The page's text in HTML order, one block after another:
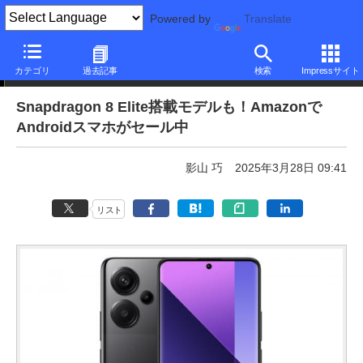
Powered by Translate
カテゴリ 過去記事 検索 Impressサイト
本日みつけたお買い得品
Snapdragon 8 Elite搭載モデルも！Amazonで
Androidスマホがセール中
影山 巧 2025年3月28日 09:41
リスト